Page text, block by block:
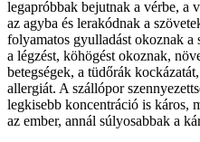
legapróbbak bejutnak a vérbe, a
az agyba és lerakódnak a
folyamatos gyulladást okoznak
a légzést, köhögést okoznak,
betegségek, a tüdőrák
allergiát. A szállópor
legkisebb koncentráció is káros,
az ember, annál súlyosabbak a